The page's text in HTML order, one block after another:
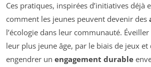
Ces pratiques, inspirées d’initiatives déjà
comment les jeunes peuvent devenir des
l’écologie dans leur communauté.
leur plus jeune âge, par le biais de jeux et
engendrer un engagement durable